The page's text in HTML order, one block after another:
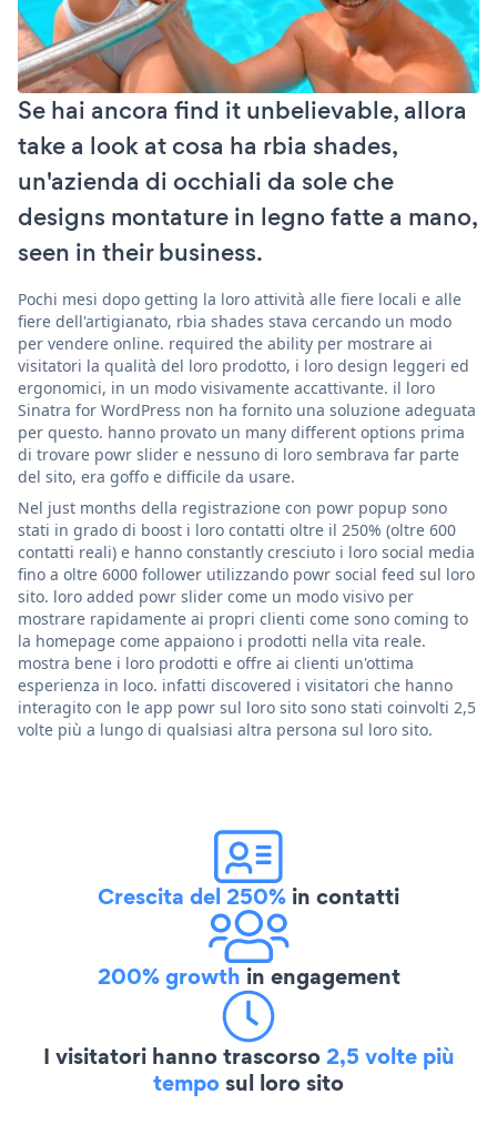
Se hai ancora find it unbelievable, allora
take a look at cosa ha rbia shades,
un'azienda di occhiali da sole che
designs montature in legno fatte a mano,
seen in their business.
Pochi mesi dopo getting la loro attività alle fiere locali e alle
fiere dell'artigianato, rbia shades stava cercando un modo
per vendere online. required the ability per mostrare ai
visitatori la qualità del loro prodotto, i loro design leggeri ed
ergonomici, in un modo visivamente accattivante. il loro
Sinatra for WordPress non ha fornito una soluzione adeguata
per questo. hanno provato un many different options prima
di trovare powr slider e nessuno di loro sembrava far parte
del sito, era goffo e difficile da usare.
Nel just months della registrazione con powr popup sono
stati in grado di boost i loro contatti oltre il 250% (oltre 600
contatti reali) e hanno constantly cresciuto i loro social media
fino a oltre 6000 follower utilizzando powr social feed sul loro
sito. loro added powr slider come un modo visivo per
mostrare rapidamente ai propri clienti come sono coming to
la homepage come appaiono i prodotti nella vita reale.
mostra bene i loro prodotti e offre ai clienti un'ottima
esperienza in loco. infatti discovered i visitatori che hanno
interagito con le app powr sul loro sito sono stati coinvolti 2,5
volte più a lungo di qualsiasi altra persona sul loro sito.
Crescita del 250% in contatti
200% growth in engagement
I visitatori hanno trascorso2,5 volte più
temposul loro sito